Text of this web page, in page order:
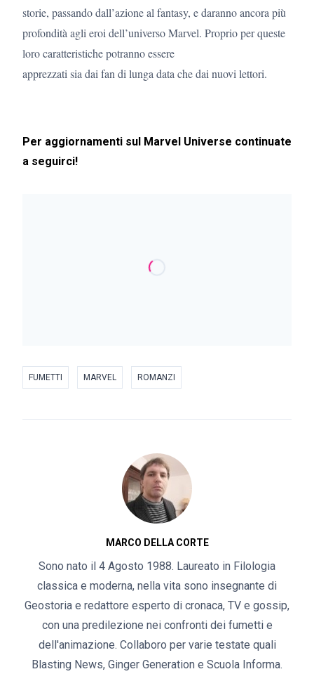
storie, passando dall’azione al fantasy, e daranno ancora più
profondità agli eroi dell’universo Marvel. Proprio per queste
loro caratteristiche potranno essere
apprezzati sia dai fan di lunga data che dai nuovi lettori.
Per aggiornamenti sul Marvel Universe continuate
a seguirci!
FUMETTI MARVEL ROMANZI
MARCO DELLA CORTE
Sono nato il 4 Agosto 1988. Laureato in Filologia
classica e moderna, nella vita sono insegnante di
Geostoria e redattore esperto di cronaca, TV e gossip,
con una predilezione nei confronti dei fumetti e
dell'animazione. Collaboro per varie testate quali
Blasting News, Ginger Generation e Scuola Informa.